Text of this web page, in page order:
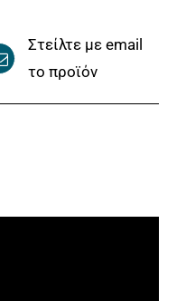
Στείλτε με email
το προϊόν